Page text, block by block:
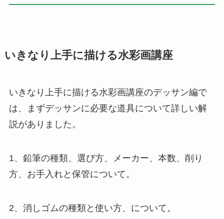
いきなり上手に描ける水彩画講座
いきなり上手に描ける水彩画講座のデッサン編で
は、まずデッサンに必要な道具について詳しい解
説がありました。
1、鉛筆の種類、選び方、メーカー、本数、削り
方、お手入れと保管について。
2、消しゴムの種類と使い方、について。